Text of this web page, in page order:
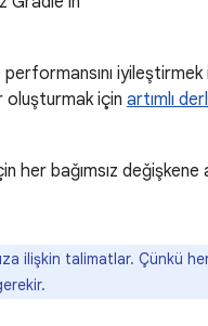
iyileştirmek
oluşturmak için artımlı
her bağımsız değişkene
ilişkin talimatlar. Çünkü